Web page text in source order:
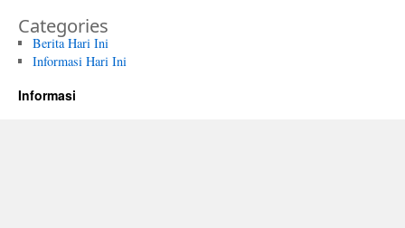
Categories
Berita Hari Ini
Informasi Hari Ini
Informasi